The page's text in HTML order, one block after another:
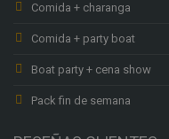
Comida + charanga
Comida + party boat
Boat party + cena show
Pack fin de semana